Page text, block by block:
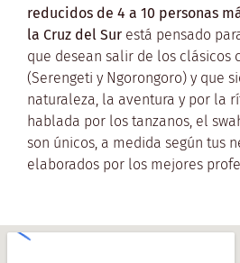
reducidos de 4 a 10 personas
la Cruz del Sur está pensado
que desean salir de los clásicos
(Serengeti y Ngorongoro) y que
naturaleza, la aventura y por la
hablada por los tanzanos, el
son únicos, a medida según tus
elaborados por los mejores